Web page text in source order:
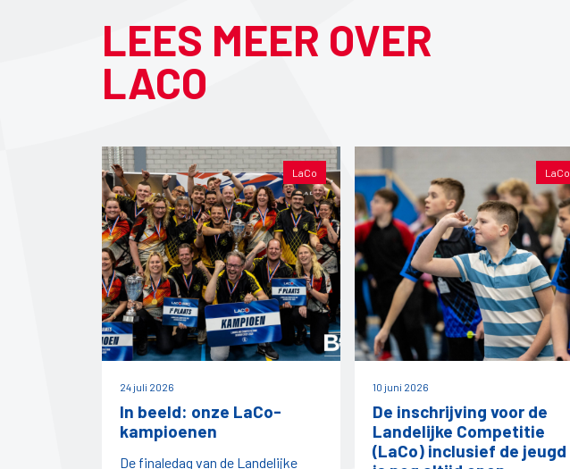
LEES MEER OVER
LACO
LaCo
24 juli 2026
In beeld: onze LaCo-
kampioenen
De finaledag van de Landelijke
LaCo
10 juni 2026
De inschrijving voor de
Landelijke Competitie
(LaCo) inclusief de jeugd